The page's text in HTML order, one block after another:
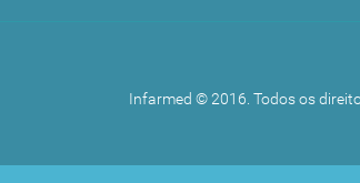
Infarmed © 2016. Todos os